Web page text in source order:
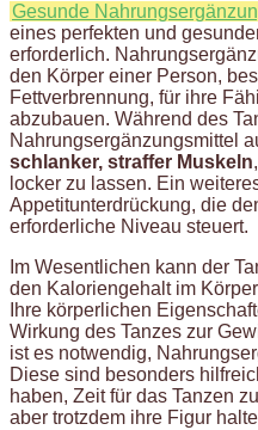
Gesunde
eines perfekten und
erforderlich.
den Körper einer Person,
Fettverbrennung, für ihre
abzubauen. Während des
Nahrungsergänzungsmittel
schlanker, straffer Muskeln
locker zu lassen. Ein
Appetitunterdrückung, die
erforderliche Niveau steuert.
Im Wesentlichen kann der
den Kaloriengehalt im
Ihre körperlichen
Wirkung des Tanzes zur
ist es notwendig,
Diese sind besonders
haben, Zeit für das Tanzen
aber trotzdem ihre Figur